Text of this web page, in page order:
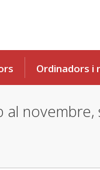
Ordinadors i
al